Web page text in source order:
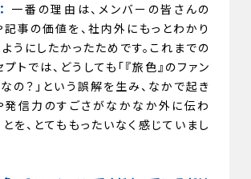
一番の理由は、メンバーの皆さんの
事の価値を、社内外にもっとわかり
うにしたかったためです。これまでの
トでは、どうしても「『旅色』のファン
の？」という誤解を生み、なかで起き
発信力のすごさがなかなか外に伝わ
を、とてももったいなく感じていまし